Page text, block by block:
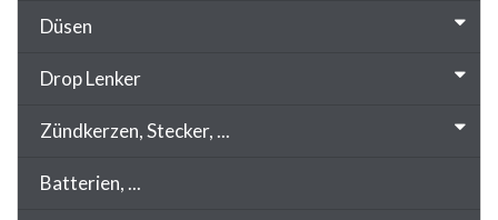
Düsen
Drop Lenker
Zündkerzen, Stecker, ...
Batterien, ...